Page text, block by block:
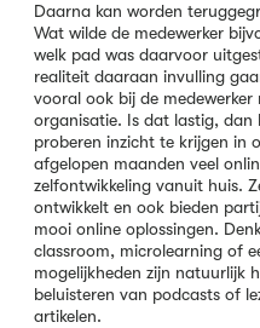
Daarna kan worden
Wat wilde de medewerker
welk pad was daarvoor
realiteit daaraan invulling
vooral ook bij de medewerker
organisatie. Is dat lastig, dan
proberen inzicht te krijgen in
afgelopen maanden veel
zelfontwikkeling vanuit huis.
ontwikkelt en ook bieden
mooi online oplossingen.
classroom, microlearning of
mogelijkheden zijn natuurlijk
beluisteren van podcasts of
artikelen.